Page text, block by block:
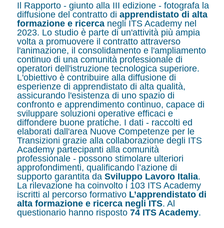
Il Rapporto - giunto alla III edizione - fotografa la
diffusione del contratto di apprendistato di alta
formazione e ricerca negli ITS Academy nel
2023. Lo studio è parte di un'attività più ampia
volta a promuovere il contratto attraverso
l'animazione, il consolidamento e l'ampliamento
continuo di una comunità professionale di
operatori dell'istruzione tecnologica superiore.
L'obiettivo è contribuire alla diffusione di
esperienze di apprendistato di alta qualità,
assicurando l'esistenza di uno spazio di
confronto e apprendimento continuo, capace di
sviluppare soluzioni operative efficaci e
diffondere buone pratiche. I dati - raccolti ed
elaborati dall'area Nuove Competenze per le
Transizioni grazie alla collaborazione degli ITS
Academy partecipanti alla comunità
professionale - possono stimolare ulteriori
approfondimenti, qualificando l’azione di
supporto garantita da Sviluppo Lavoro Italia.
La rilevazione ha coinvolto i 103 ITS Academy
iscritti al percorso formativo L’apprendistato di
alta formazione e ricerca negli ITS. Al
questionario hanno risposto 74 ITS Academy.